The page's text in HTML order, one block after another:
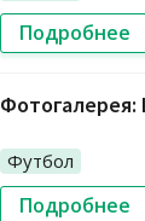
Подробнее
Футбол
Подробнее